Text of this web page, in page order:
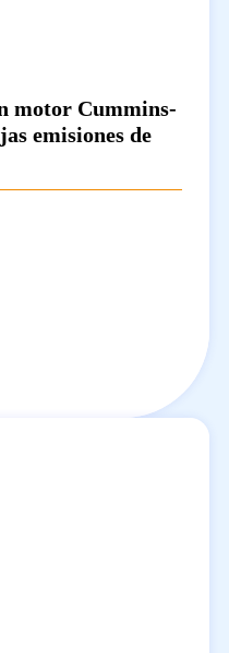
motor Cummins-
emisiones de